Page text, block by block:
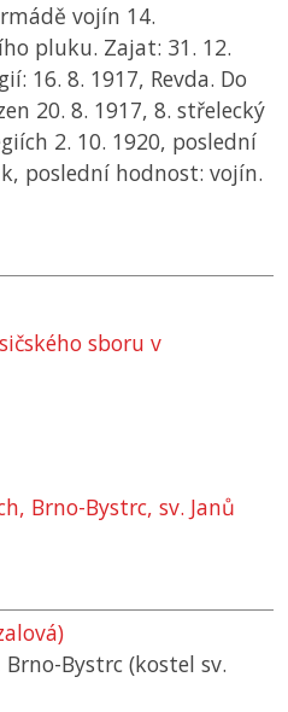
vojín 14.
pluku. Zajat: 31. 12.
16. 8. 1917, Revda. Do
20. 8. 1917, 8. střelecký
2. 10. 1920, poslední
poslední hodnost: vojín.
sboru v
Brno-Bystrc, sv. Janů
Bystrc (kostel sv.